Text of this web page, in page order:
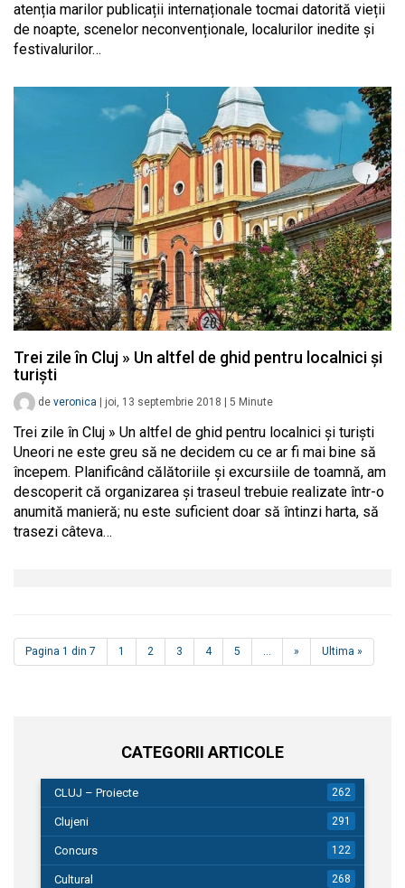
atenția marilor publicații internaționale tocmai datorită vieții
de noapte, scenelor neconvenționale, localurilor inedite și
festivalurilor…
Trei zile în Cluj » Un altfel de ghid pentru localnici și
turiști
de veronica joi, 13 septembrie 2018 5 Minute
Trei zile în Cluj » Un altfel de ghid pentru localnici și turiști
Uneori ne este greu să ne decidem cu ce ar fi mai bine să
începem. Planificând călătoriile și excursiile de toamnă, am
descoperit că organizarea și traseul trebuie realizate într-o
anumită manieră; nu este suficient doar să întinzi harta, să
trasezi câteva…
Pagina 1 din 7 1 2 3 4 5 ... » Ultima »
CATEGORII ARTICOLE
CLUJ – Proiecte 262
Clujeni 291
Concurs 122
Cultural 268